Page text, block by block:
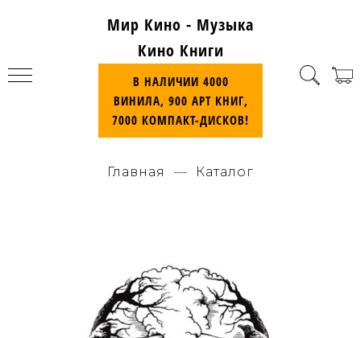
Мир Кино - Музыка
Кино Книги
В НАЛИЧИИ 4000
ВИНИЛА, 900 АРТ КНИГ,
7000 КОМПАКТ-ДИСКОВ!
Главная Каталог